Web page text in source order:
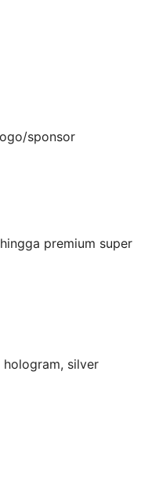
sponsor
premium super
hologram, silver